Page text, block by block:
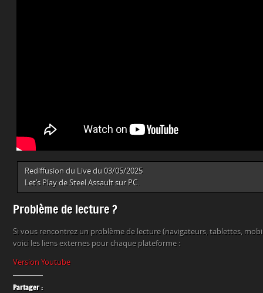
Rediffusion du Live du 03/05/2025
Let’s Play de Steel Assault sur PC.
Problème de lecture ?
Si vous rencontrez un problème de lecture (navigateurs, tablettes,
voici les liens externes pour chaque plateforme :
Version Youtube
Partager :